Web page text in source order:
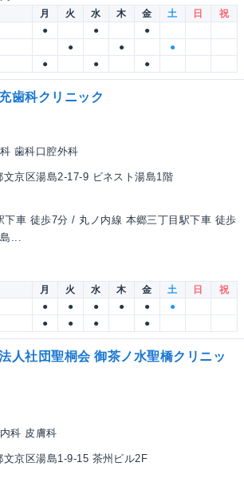
月 火 水 木 金 土 日
祝
● ●
●
● ●
●
● ● ●
歯科クリニック
歯科口腔外科
京区湯島2-17-9 ビネスト湯島1階
下車 徒歩7分 / 丸ノ内線 本郷三丁目駅下車 徒歩
...
月 火 水 木 金 土 日
祝
● ● ● ● ●
●
● ● ● ●
人社団聖桐会 御茶ノ水聖橋クリニッ
科 皮膚科
京区湯島1-9-15 茶州ビル2F